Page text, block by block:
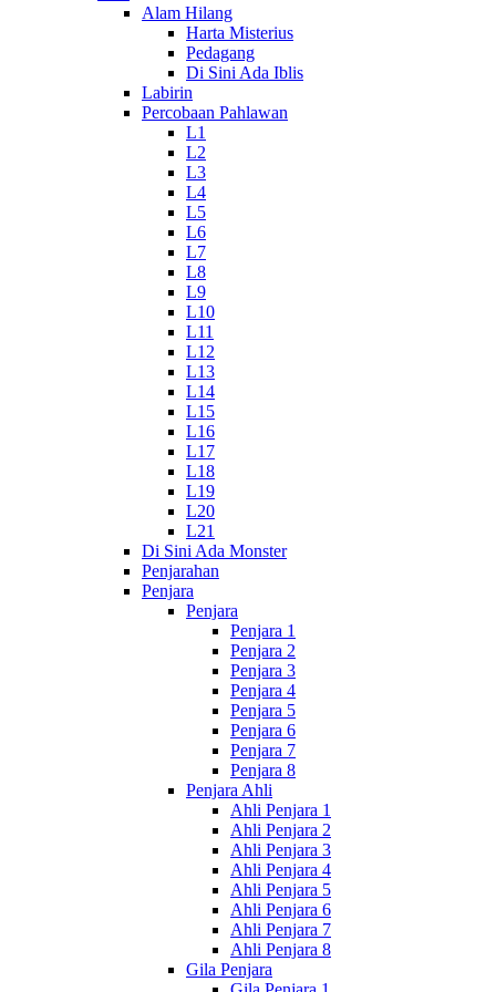
Alam Hilang
Harta Misterius
Pedagang
Di Sini Ada Iblis
Labirin
Percobaan Pahlawan
L1
L2
L3
L4
L5
L6
L7
L8
L9
L10
L11
L12
L13
L14
L15
L16
L17
L18
L19
L20
L21
Di Sini Ada Monster
Penjarahan
Penjara
Penjara
Penjara 1
Penjara 2
Penjara 3
Penjara 4
Penjara 5
Penjara 6
Penjara 7
Penjara 8
Penjara Ahli
Ahli Penjara 1
Ahli Penjara 2
Ahli Penjara 3
Ahli Penjara 4
Ahli Penjara 5
Ahli Penjara 6
Ahli Penjara 7
Ahli Penjara 8
Gila Penjara